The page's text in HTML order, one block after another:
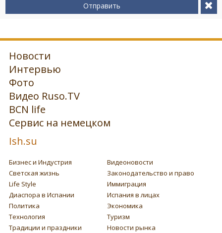
Отправить
Новости
Интервью
Фото
Видео Ruso.TV
BCN life
Сервис на немецком
Ish.su
Бизнес и Индустрия
Видеоновости
Светская жизнь
Законодательство и право
Life Style
Иммиграция
Диаспора в Испании
Испания в лицах
Политика
Экономика
Технология
Туризм
Традиции и праздники
Новости рынка